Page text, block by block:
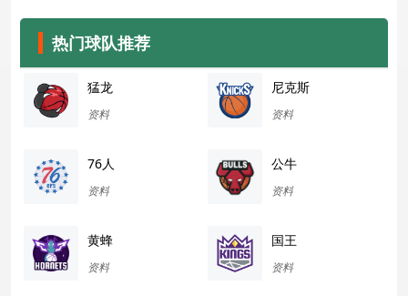
热门球队推荐
猛龙
资料
尼克斯
资料
76人
资料
公牛
资料
黄蜂
资料
国王
资料